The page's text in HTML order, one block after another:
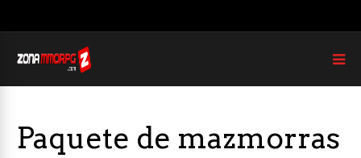
Paquete de mazmorras